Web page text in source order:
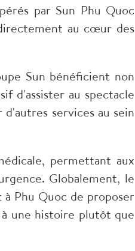
par Sun Phu Quoc
au cœur des
Sun bénéficient non
d'assister au spectacle
services au sein
permettant aux
Globalement, le
Phu Quoc de proposer
une histoire plutôt que